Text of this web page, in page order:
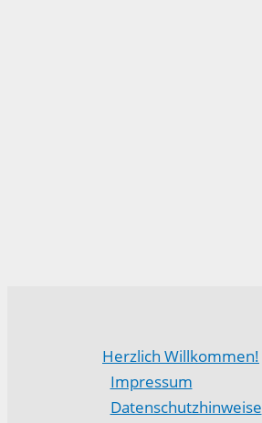
Herzlich Willkommen!
Impressum
Datenschutzhinweise